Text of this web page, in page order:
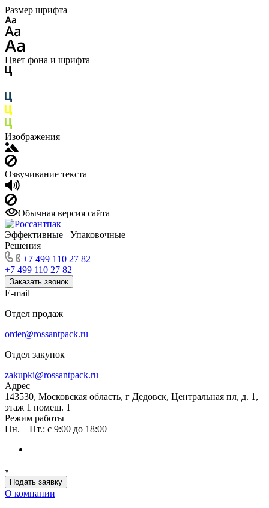
Размер шрифта
Цвет фона и шрифта
Изображения
Озвучивание текста
Обычная версия сайта
Эффективные Упаковочные
Решения
+7 499 110 27 82
+7 499 110 27 82
Заказать звонок
E-mail
Отдел продаж
order@rossantpack.ru
Отдел закупок
zakupki@rossantpack.ru
Адрес
143530, Московская область, г Дедовск, Центральная пл, д. 1,
этаж 1 помещ. 1
Режим работы
Пн. – Пт.: с 9:00 до 18:00
Подать заявку
О компании